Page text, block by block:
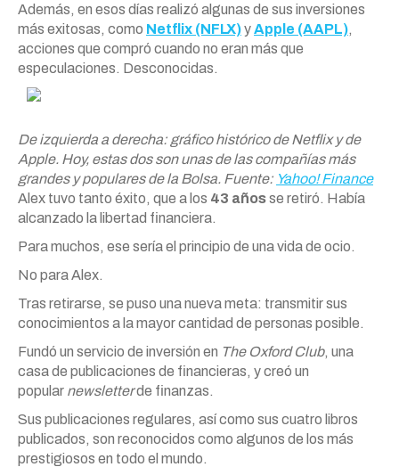
Además, en esos días realizó algunas de sus inversiones
más exitosas, como Netflix (NFLX)yApple (AAPL),
acciones que compró cuando no eran más que
especulaciones. Desconocidas.
De izquierda a derecha: gráfico histórico de Netflix y de
Apple. Hoy, estas dos son unas de las compañías más
grandes y populares de la Bolsa. Fuente: Yahoo! Finance
Alex tuvo tanto éxito, que a los 43 añosse retiró. Había
alcanzado la libertad financiera.
Para muchos, ese sería el principio de una vida de ocio.
No paraAlex.
Tras retirarse, se puso una nueva meta: transmitir sus
conocimientos a la mayor cantidad de personas posible.
Fundó un servicio de inversión en The Oxford Club, una
casa de publicaciones de financieras, y creó un
popular newsletterde finanzas.
Sus publicaciones regulares, así como sus cuatro libros
publicados, son reconocidos como algunos de los más
prestigiosos en todo el mundo.